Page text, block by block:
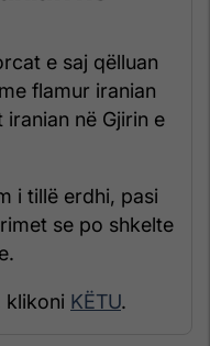
e saj qëlluan
flamur iranian
në Gjirin e
i tillë erdhi, pasi
se po shkelte
klikoni KËTU.